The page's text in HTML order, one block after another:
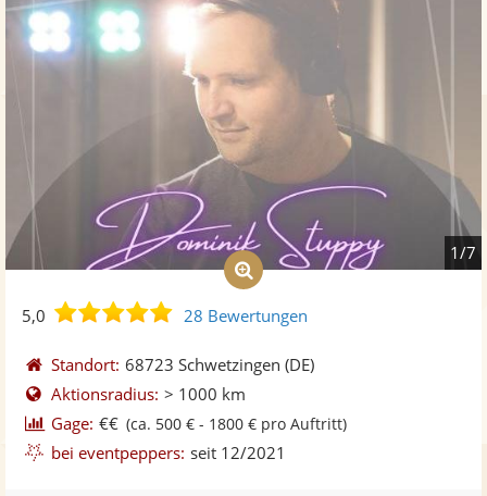
1/7
5,0
5,0
5
Sternen
28 Bewertungen
Standort: 68723 Schwetzingen (DE)
Aktionsradius: > 1000 km
Gage: €€ (ca. 500 € - 1800 € pro Auftritt)
bei eventpeppers: seit 12/2021